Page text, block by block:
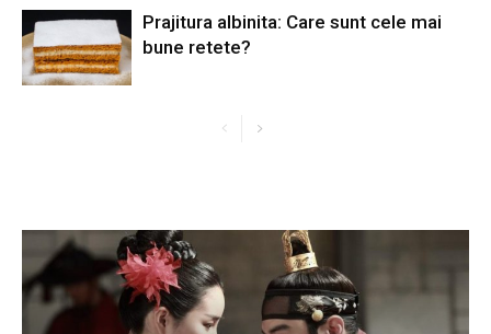
Prajitura albinita: Care sunt cele mai
bune retete?